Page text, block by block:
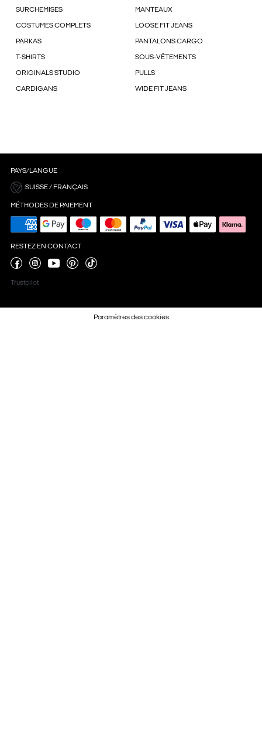
SURCHEMISES MANTEAUX
COSTUMES COMPLETS LOOSE FIT JEANS
PARKAS PANTALONS CARGO
T-SHIRTS SOUS-VÊTEMENTS
ORIGINALS STUDIO PULLS
CARDIGANS WIDE FIT JEANS
PAYS/LANGUE
SUISSE / FRANÇAIS
MÉTHODES DE PAIEMENT
RESTEZ EN CONTACT
Trustpilot
Paramètres des cookies